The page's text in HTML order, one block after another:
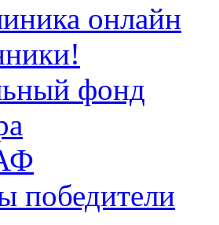
онлайн
фонд
победители